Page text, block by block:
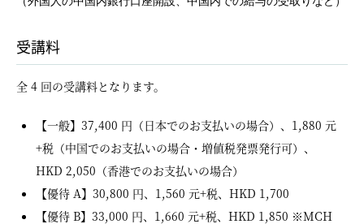
受講料
全 4 回の受講料となります。
【一般】37,400 円（日本でのお支払いの場合）、1,880 元
+税（中国でのお支払いの場合・増値税発票発行可）、
HKD 2,050（香港でのお支払いの場合）
【優待 A】30,800 円、1,560 元+税、HKD 1,700
【優待 B】33,000 円、1,660 元+税、HKD 1,850 ※MCH